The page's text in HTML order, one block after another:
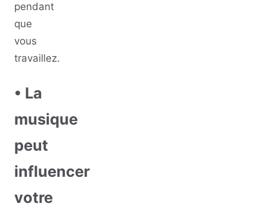
pendant
que
vous
travaillez.
• La
musique
peut
influencer
votre